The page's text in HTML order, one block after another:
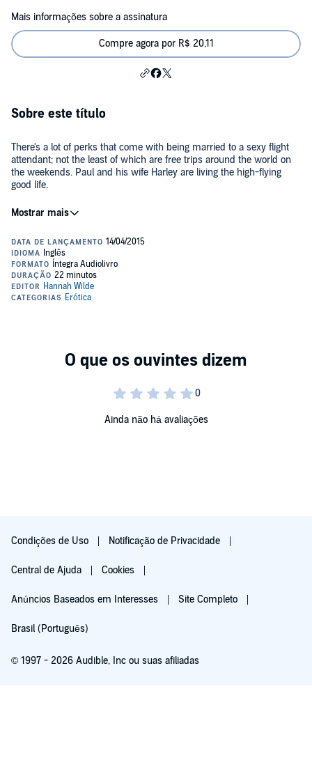
Mais informações sobre a assinatura
Compre agora por R$ 20,11
Sobre este título
There's a lot of perks that come with being married to a sexy flight
attendant; not the least of which are free trips around the world on
the weekends. Paul and his wife Harley are living the high-flying
good life.
When Harley seems to be getting a little too friendly with her hot
realizes how much it turns him on to see his wife with another man.
Soon, the three of them are soaring above the clouds, locked in an
airplane restroom where there deepest hotwife double penetration
fantasies are coming to life.
Ainda não há avaliações
Condições de Uso Notificação de Privacidade
Central de Ajuda Cookies
Anúncios Baseados em Interesses Site Completo
Brasil (Português)
© 1997 - 2026 Audible, Inc ou suas afiliadas